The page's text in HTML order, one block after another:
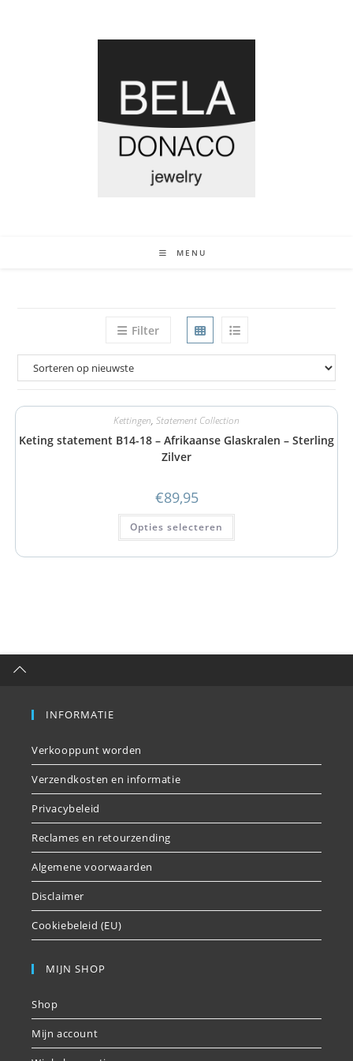
MENU
Filter
Kettingen, Statement Collection
Keting statement B14-18 – Afrikaanse Glaskralen – Sterling
Zilver
€89,95
Opties selecteren
INFORMATIE
Verkooppunt worden
Verzendkosten en informatie
Privacybeleid
Reclames en retourzending
Algemene voorwaarden
Disclaimer
Cookiebeleid (EU)
MIJN SHOP
Shop
Mijn account